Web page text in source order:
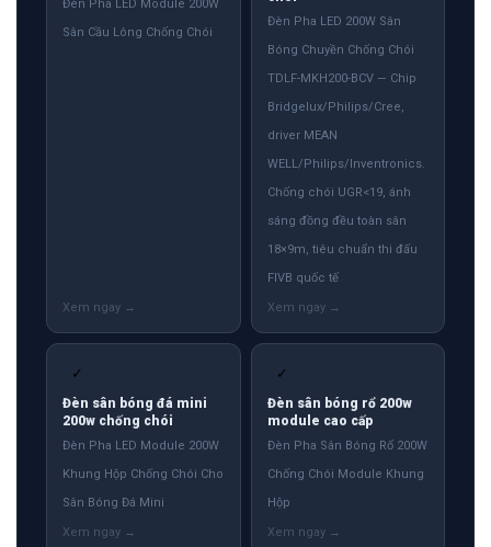
Đèn Pha LED Module 200W
Sân Cầu Lông Chống Chói
Đèn Pha LED 200W Sân
Bóng Chuyền Chống Chói
TDLF-MKH200-BCV — Chip
Bridgelux/Philips/Cree,
driver MEAN
WELL/Philips/Inventronics.
Chống chói UGR<19, ánh
sáng đồng đều toàn sân
18×9m, tiêu chuẩn thi đấu
FIVB quốc tế
✓
Đèn sân bóng đá mini
200w chống chói
Đèn Pha LED Module 200W
Khung Hộp Chống Chói Cho
Sân Bóng Đá Mini
✓
Đèn sân bóng rổ 200w
module cao cấp
Đèn Pha Sân Bóng Rổ 200W
Chống Chói Module Khung
Hộp